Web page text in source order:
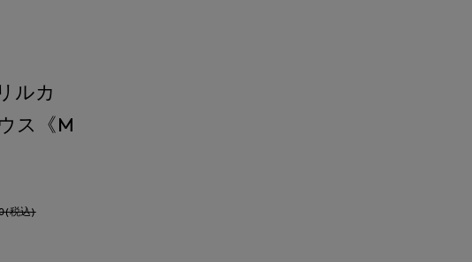
ルカ
ス《M
税込)